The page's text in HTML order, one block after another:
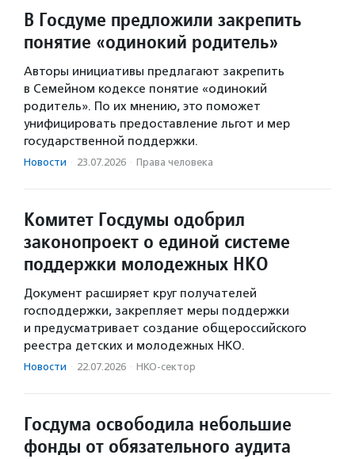
В Госдуме предложили закрепить
понятие «одинокий родитель»
Авторы инициативы предлагают закрепить
в Семейном кодексе понятие «одинокий
родитель». По их мнению, это поможет
унифицировать предоставление льгот и мер
государственной поддержки.
Новости · 23.07.2026 · Права человека
Комитет Госдумы одобрил
законопроект о единой системе
поддержки молодежных НКО
Документ расширяет круг получателей
господдержки, закрепляет меры поддержки
и предусматривает создание общероссийского
реестра детских и молодежных НКО.
Новости · 22.07.2026 · НКО-сектор
Госдума освободила небольшие
фонды от обязательного аудита